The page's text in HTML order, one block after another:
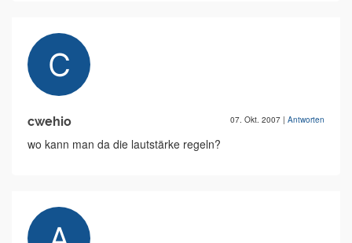
cwehio 07. Okt. 2007 | Antworten
wo kann man da die lautstärke regeln?